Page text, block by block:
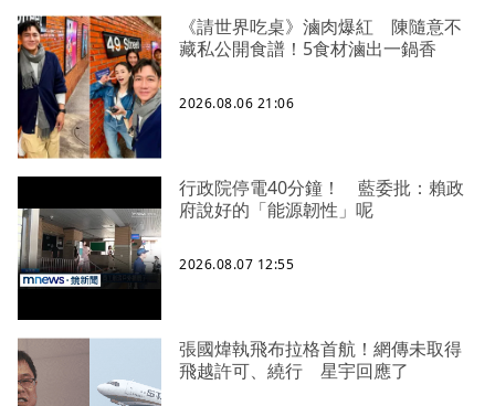
《請世界吃桌》滷肉爆紅 陳隨意不
藏私公開食譜！5食材滷出一鍋香
2026.08.06 21:06
行政院停電40分鐘！ 藍委批：賴政
府說好的「能源韌性」呢
2026.08.07 12:55
張國煒執飛布拉格首航！網傳未取得
飛越許可、繞行 星宇回應了